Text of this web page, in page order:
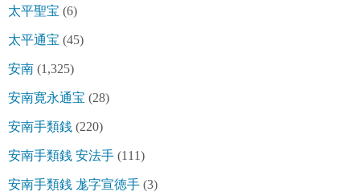
太平聖宝 (6)
太平通宝 (45)
安南 (1,325)
安南寛永通宝 (28)
安南手類銭 (220)
安南手類銭 安法手 (111)
安南手類銭 尨字宣徳手 (3)